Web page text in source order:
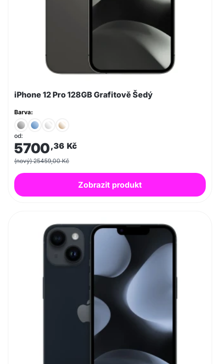
iPhone 12 Pro 128GB Grafitově Šedý
Barva:
od:
5700,36 Kč
(nový) 25459,00 Kč
Zobrazit produkt